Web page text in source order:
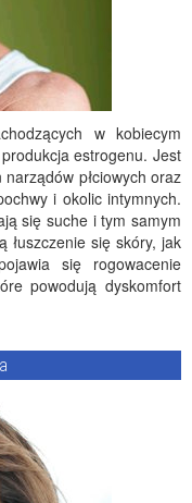
w kobiecym
estrogenu. Jest
płciowych oraz
i okolic intymnych.
się suche i tym samym
łuszczenie się skóry, jak
się rogowacenie
powodują dyskomfort